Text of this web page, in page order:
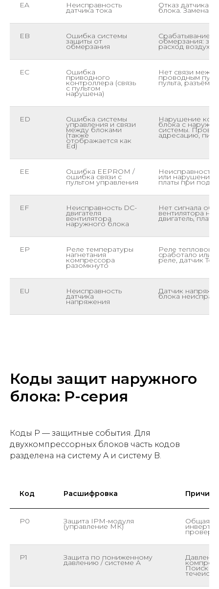
EA Неисправность
датчика тока
Отказ датчика
блока. Замена
EB Ошибка системы
защиты от
обмерзания
Срабатывание
обмерзания:
расход воздуха,
EC Ошибка
приводного
контроллера (связь
с пультом
нарушена)
Нет связи
проводным
пульта, разъёмы
ED Ошибка системы
управления и связи
между блоками
(также
отображается как
Ed)
Нарушение
блока с
системы.
адресацию,
EE Ошибка EEPROM /
ошибка связи с
пультом управления
Неисправность
или нарушение
платы при
EF Неисправность DC-
двигателя
вентилятора
наружного блока
Нет сигнала
вентилятора
двигатель, плата
EP Реле температуры
нагнетания
компрессора
разомкнуто
Реле тепловой
сработало или
реле, датчик Td
EU Неисправность
датчика
напряжения
Датчик
блока
Коды защит наружного
блока: P-серия
Коды P — защитные события. Для
двухкомпрессорных блоков часть кодов
разделена на систему A и систему B.
Код Расшифровка
P0 Защита IPM-модуля
(управление МК)
Общая
P1 Защита по пониженному
давлению / системе A
Поиск